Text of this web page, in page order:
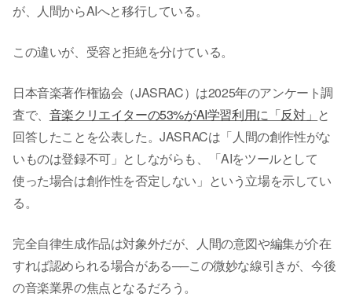
が、人間からAIへと移行している。
この違いが、受容と拒絶を分けている。
日本音楽著作権協会（JASRAC）は2025年のアンケート調
査で、 音楽クリエイターの53%がAI学習利用に「反対」 と
回答したことを公表した。JASRACは「人間の創作性がな
いものは登録不可」としながらも、「AIをツールとして
使った場合は創作性を否定しない」という立場を示してい
る。
完全自律生成作品は対象外だが、人間の意図や編集が介在
すれば認められる場合がある──この微妙な線引きが、今後
の音楽業界の焦点となるだろう。